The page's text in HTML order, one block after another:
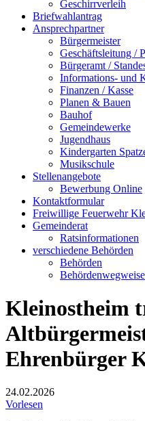
Geschirrverleih
Briefwahlantrag
Ansprechpartner
Bürgermeister
Geschäftsleitung /
Bürgeramt /
Informations- und
Finanzen / Kasse
Planen & Bauen
Bauhof
Gemeindewerke
Jugendhaus
Kindergarten
Musikschule
Stellenangebote
Bewerbung Online
Kontaktformular
Freiwillige Feuerwehr
Gemeinderat
Ratsinformationen
verschiedene Behörden
Behörden
Kleinostheim
Ehrenbürger
24.02.2026
Vorlesen